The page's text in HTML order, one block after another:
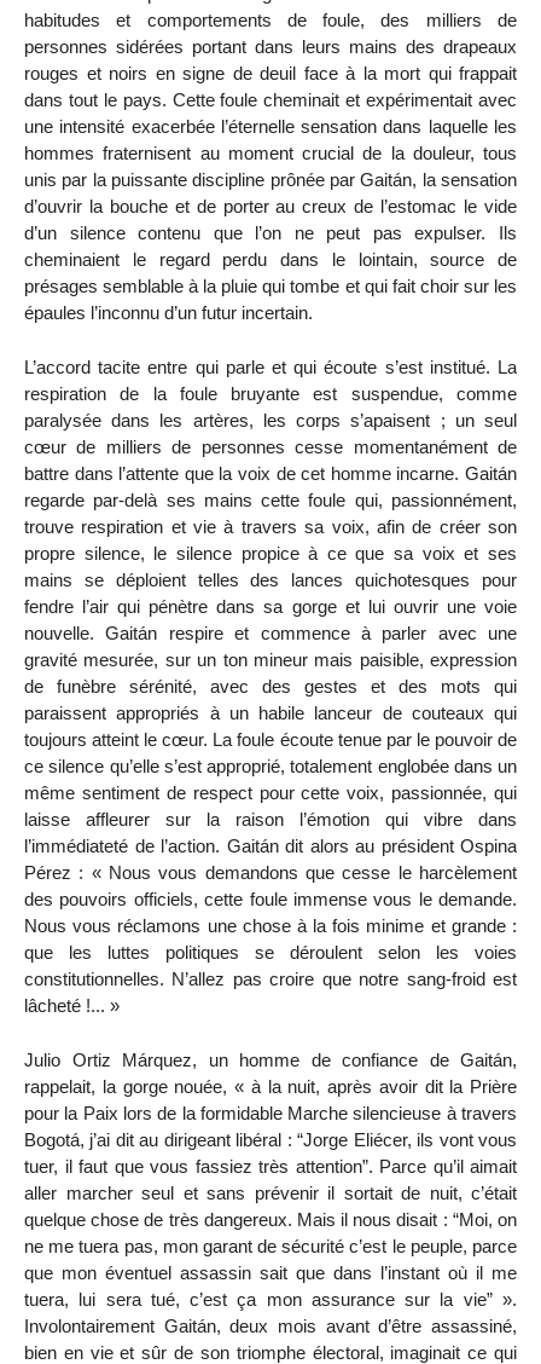
habitudes et comportements de foule, des milliers de
personnes sidérées portant dans leurs mains des drapeaux
rouges et noirs en signe de deuil face à la mort qui frappait
dans tout le pays. Cette foule cheminait et expérimentait avec
une intensité exacerbée l’éternelle sensation dans laquelle les
hommes fraternisent au moment crucial de la douleur, tous
unis par la puissante discipline prônée par Gaitán, la sensation
d’ouvrir la bouche et de porter au creux de l’estomac le vide
d’un silence contenu que l’on ne peut pas expulser. Ils
cheminaient le regard perdu dans le lointain, source de
présages semblable à la pluie qui tombe et qui fait choir sur les
épaules l’inconnu d’un futur incertain.
L’accord tacite entre qui parle et qui écoute s’est institué. La
respiration de la foule bruyante est suspendue, comme
paralysée dans les artères, les corps s’apaisent ; un seul
cœur de milliers de personnes cesse momentanément de
battre dans l’attente que la voix de cet homme incarne. Gaitán
regarde par-delà ses mains cette foule qui, passionnément,
trouve respiration et vie à travers sa voix, afin de créer son
propre silence, le silence propice à ce que sa voix et ses
mains se déploient telles des lances quichotesques pour
fendre l’air qui pénètre dans sa gorge et lui ouvrir une voie
nouvelle. Gaitán respire et commence à parler avec une
gravité mesurée, sur un ton mineur mais paisible, expression
de funèbre sérénité, avec des gestes et des mots qui
paraissent appropriés à un habile lanceur de couteaux qui
toujours atteint le cœur. La foule écoute tenue par le pouvoir de
ce silence qu’elle s’est approprié, totalement englobée dans un
même sentiment de respect pour cette voix, passionnée, qui
laisse affleurer sur la raison l’émotion qui vibre dans
l’immédiateté de l’action. Gaitán dit alors au président Ospina
Pérez : « Nous vous demandons que cesse le harcèlement
des pouvoirs officiels, cette foule immense vous le demande.
Nous vous réclamons une chose à la fois minime et grande :
que les luttes politiques se déroulent selon les voies
constitutionnelles. N’allez pas croire que notre sang-froid est
lâcheté !... »
Julio Ortiz Márquez, un homme de confiance de Gaitán,
rappelait, la gorge nouée, « à la nuit, après avoir dit la Prière
pour la Paix lors de la formidable Marche silencieuse à travers
Bogotá, j’ai dit au dirigeant libéral : “Jorge Eliécer, ils vont vous
tuer, il faut que vous fassiez très attention”. Parce qu’il aimait
aller marcher seul et sans prévenir il sortait de nuit, c’était
quelque chose de très dangereux. Mais il nous disait : “Moi, on
ne me tuera pas, mon garant de sécurité c’est le peuple, parce
que mon éventuel assassin sait que dans l’instant où il me
tuera, lui sera tué, c’est ça mon assurance sur la vie” ».
Involontairement Gaitán, deux mois avant d’être assassiné,
bien en vie et sûr de son triomphe électoral, imaginait ce qui